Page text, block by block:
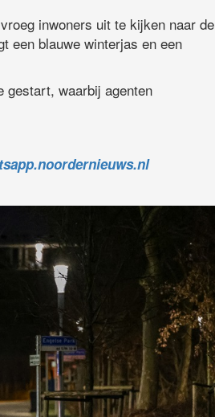
inwoners uit te kijken naar de
een blauwe winterjas en een
gestart, waarbij agenten